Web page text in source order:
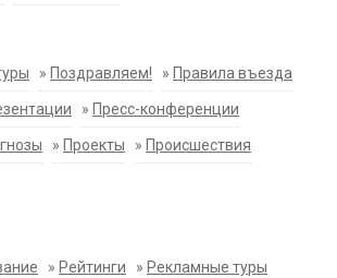
» Поздравляем! » Правила въезда
» Пресс-конференции
» Проекты » Происшествия
» Рейтинги » Рекламные туры